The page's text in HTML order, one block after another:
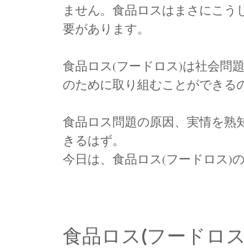
ません。食品ロスはまさにこ
要があります。
食品ロス(フードロス)は社会問
のために取り組むことができる
食品ロス問題の原因、実情を熟
きるはず。
今日は、食品ロス(フードロス)
食品ロス(フードロ